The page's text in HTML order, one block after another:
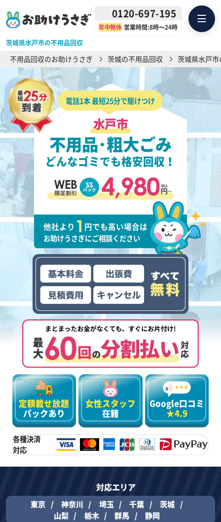
茨城県水戸市の不用品回収
0120-697-195
年中無休 営業時間:8時〜24時
不用品回収のお助けうさぎ 茨城の不用品回収 茨城県水戸
電話1本 最短25分で駆けつけ
水戸市
不用品･粗大ごみ
どんなゴミでも格安回収！
他社より 円でも高い場合は
お助けうさぎにご相談ください
定額載せ放題
パックあり
女性スタッフ
在籍
Google口コミ
★4.9
各種決済
対応
対応エリア
東京 神奈川 埼玉 千葉
茨城
山梨
栃木 群馬 静岡